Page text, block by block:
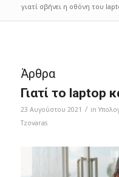
γιατί σβήνει η οθόνη του
Άρθρα
Γιατί το laptop
23 Αυγούστου 2021 / in
Tzovaras